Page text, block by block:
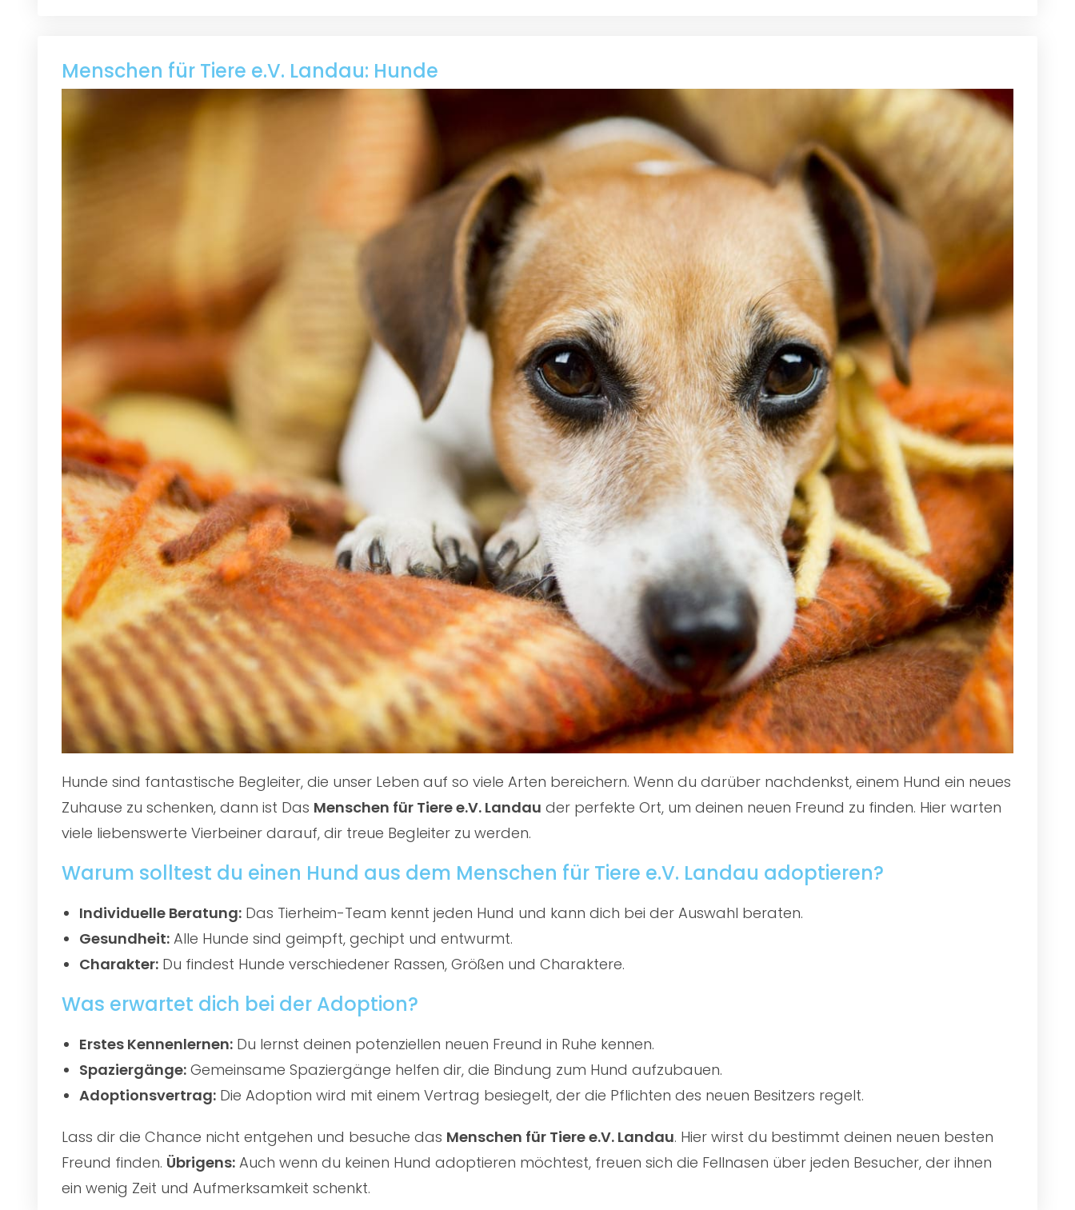
Menschen für Tiere e.V. Landau: Hunde
Hunde sind fantastische Begleiter, die unser Leben auf so viele Arten bereichern. Wenn du darüber nachdenkst, einem Hund ein neues
Zuhause zu schenken, dann ist Das Menschen für Tiere e.V. Landau der perfekte Ort, um deinen neuen Freund zu finden. Hier warten
viele liebenswerte Vierbeiner darauf, dir treue Begleiter zu werden.
Warum solltest du einen Hund aus dem Menschen für Tiere e.V. Landau adoptieren?
Individuelle Beratung: Das Tierheim-Team kennt jeden Hund und kann dich bei der Auswahl beraten.
Gesundheit: Alle Hunde sind geimpft, gechipt und entwurmt.
Charakter: Du findest Hunde verschiedener Rassen, Größen und Charaktere.
Was erwartet dich bei der Adoption?
Erstes Kennenlernen: Du lernst deinen potenziellen neuen Freund in Ruhe kennen.
Spaziergänge: Gemeinsame Spaziergänge helfen dir, die Bindung zum Hund aufzubauen.
Adoptionsvertrag: Die Adoption wird mit einem Vertrag besiegelt, der die Pflichten des neuen Besitzers regelt.
Lass dir die Chance nicht entgehen und besuche das Menschen für Tiere e.V. Landau. Hier wirst du bestimmt deinen neuen besten
Freund finden. Übrigens: Auch wenn du keinen Hund adoptieren möchtest, freuen sich die Fellnasen über jeden Besucher, der ihnen
ein wenig Zeit und Aufmerksamkeit schenkt.